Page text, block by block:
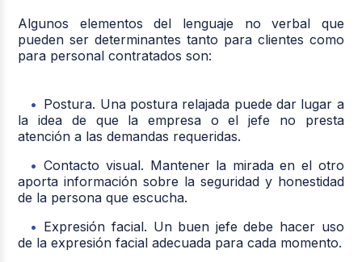
Algunos elementos del lenguaje no verbal que
pueden ser determinantes tanto para clientes como
para personal contratados son:
Postura. Una postura relajada puede dar lugar a
la idea de que la empresa o el jefe no presta
atención a las demandas requeridas.
Contacto visual. Mantener la mirada en el otro
aporta información sobre la seguridad y honestidad
de la persona que escucha.
Expresión facial. Un buen jefe debe hacer uso
de la expresión facial adecuada para cada momento.